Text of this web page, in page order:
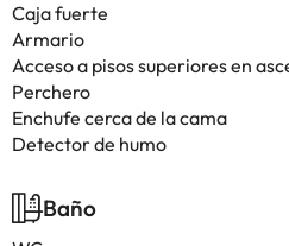
Caja fuerte
Armario
Acceso a pisos superiores en
Perchero
Enchufe cerca de la cama
Detector de humo
Baño